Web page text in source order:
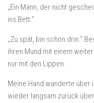
„Ein Mann, der nicht
ins Bett.”
„Zu spät, bin schon drin.”
ihren Mund mit einem
nur mit den Lippen.
Meine Hand wanderte über
wieder langsam zurück